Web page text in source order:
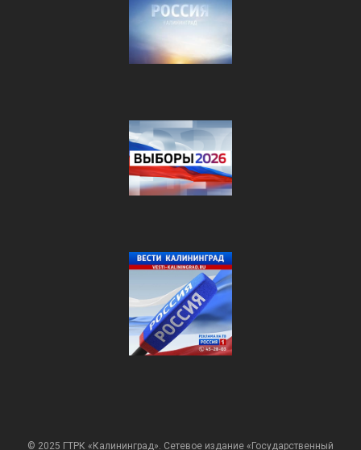
© 2025 ГТРК «Калининград». Сетевое издание «Государственный